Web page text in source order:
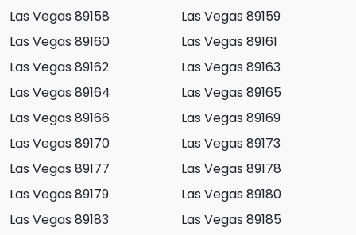
Las Vegas 89158
Las Vegas 89159
Las Vegas 89160
Las Vegas 89161
Las Vegas 89162
Las Vegas 89163
Las Vegas 89164
Las Vegas 89165
Las Vegas 89166
Las Vegas 89169
Las Vegas 89170
Las Vegas 89173
Las Vegas 89177
Las Vegas 89178
Las Vegas 89179
Las Vegas 89180
Las Vegas 89183
Las Vegas 89185